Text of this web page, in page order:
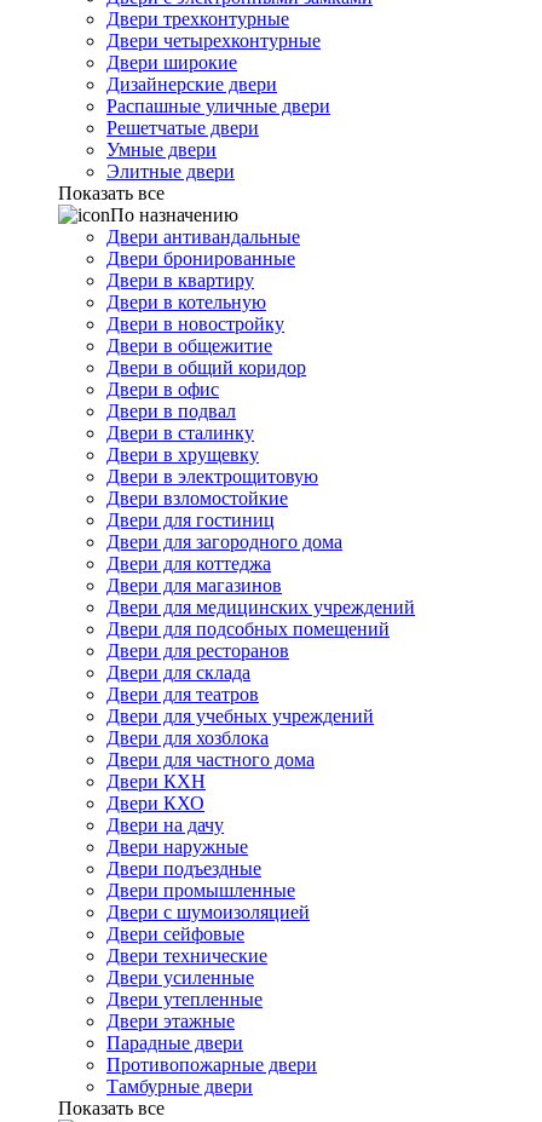
Двери трехконтурные
Двери четырехконтурные
Двери широкие
Дизайнерские двери
Распашные уличные двери
Решетчатые двери
Умные двери
Элитные двери
Показать все
По назначению
Двери антивандальные
Двери бронированные
Двери в квартиру
Двери в котельную
Двери в новостройку
Двери в общежитие
Двери в общий коридор
Двери в офис
Двери в подвал
Двери в сталинку
Двери в хрущевку
Двери в электрощитовую
Двери взломостойкие
Двери для гостиниц
Двери для загородного дома
Двери для коттеджа
Двери для магазинов
Двери для медицинских учреждений
Двери для подсобных помещений
Двери для ресторанов
Двери для склада
Двери для театров
Двери для учебных учреждений
Двери для хозблока
Двери для частного дома
Двери КХН
Двери КХО
Двери на дачу
Двери наружные
Двери подъездные
Двери промышленные
Двери с шумоизоляцией
Двери сейфовые
Двери технические
Двери усиленные
Двери утепленные
Двери этажные
Парадные двери
Противопожарные двери
Тамбурные двери
Показать все